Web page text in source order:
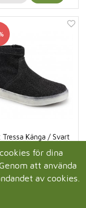
Tressa Känga / Svart
99 kr 450 kr
INFO KÖP
för dina
att använda
av cookies.